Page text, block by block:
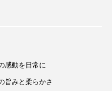
感動を日常に
旨みと柔らかさ